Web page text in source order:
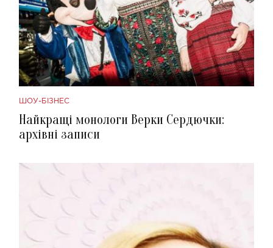
ШОУ-БІЗНЕС
Найкращі монологи Верки Сердючки:
архівні записи